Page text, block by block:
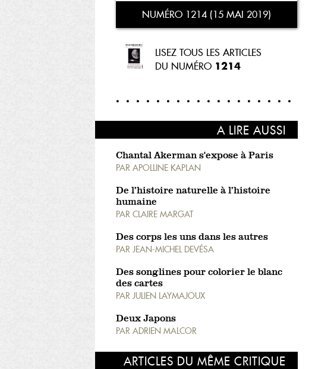
NUMÉRO 1214 (15 MAI 2019)
LISEZ TOUS LES ARTICLES
DU NUMÉRO 1214
A LIRE AUSSI
Chantal Akerman s'expose à Paris
PAR APOLLINE KAPLAN
De l’histoire naturelle à l’histoire
humaine
PAR CLAIRE MARGAT
Des corps les uns dans les autres
PAR JEAN-MICHEL DEVÉSA
Des songlines pour colorier le blanc
des cartes
PAR JULIEN LAYMAJOUX
Deux Japons
PAR ADRIEN MALCOR
ARTICLES DU MÊME CRITIQUE